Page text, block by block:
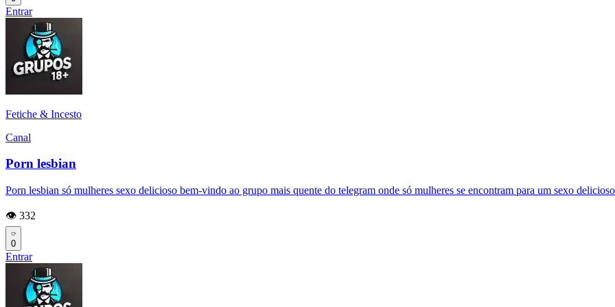
Entrar
Fetiche & Incesto
Canal
Porn lesbian
Porn lesbian só mulheres sexo delicioso bem-vindo ao grupo mais quente do telegram onde só mulheres se encontram para um sexo
👁️ 332
0
Entrar